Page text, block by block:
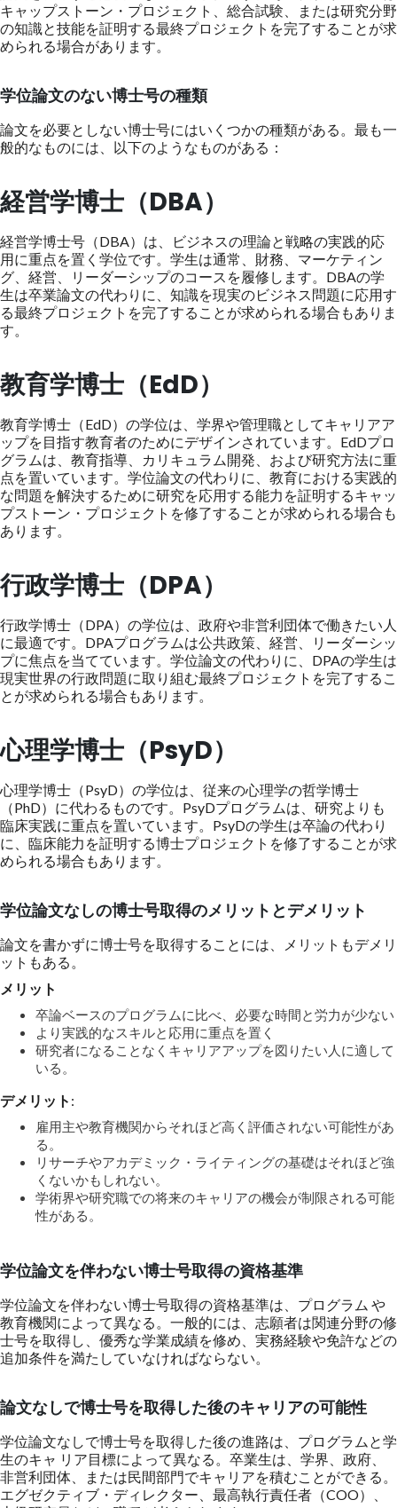
キャップストーン・プロジェクト、総合試験、または研究分野
の知識と技能を証明する最終プロジェクトを完了することが求
められる場合があります。
学位論文のない博士号の種類
論文を必要としない博士号にはいくつかの種類がある。最も一
般的なものには、以下のようなものがある：
経営学博士（DBA）
経営学博士号（DBA）は、ビジネスの理論と戦略の実践的応
用に重点を置く学位です。学生は通常、財務、マーケティン
グ、経営、リーダーシップのコースを履修します。DBAの学
生は卒業論文の代わりに、知識を現実のビジネス問題に応用す
る最終プロジェクトを完了することが求められる場合もありま
す。
教育学博士（EdD）
教育学博士（EdD）の学位は、学界や管理職としてキャリアア
ップを目指す教育者のためにデザインされています。EdDプロ
グラムは、教育指導、カリキュラム開発、および研究方法に重
点を置いています。学位論文の代わりに、教育における実践的
な問題を解決するために研究を応用する能力を証明するキャッ
プストーン・プロジェクトを修了することが求められる場合も
あります。
行政学博士（DPA）
行政学博士（DPA）の学位は、政府や非営利団体で働きたい人
に最適です。DPAプログラムは公共政策、経営、リーダーシッ
プに焦点を当てています。学位論文の代わりに、DPAの学生は
現実世界の行政問題に取り組む最終プロジェクトを完了するこ
とが求められる場合もあります。
心理学博士（PsyD）
心理学博士（PsyD）の学位は、従来の心理学の哲学博士
（PhD）に代わるものです。PsyDプログラムは、研究よりも
臨床実践に重点を置いています。PsyDの学生は卒論の代わり
に、臨床能力を証明する博士プロジェクトを修了することが求
められる場合もあります。
学位論文なしの博士号取得のメリットとデメリット
論文を書かずに博士号を取得することには、メリットもデメリ
ットもある。
メリット
卒論ベースのプログラムに比べ、必要な時間と労力が少ない
より実践的なスキルと応用に重点を置く
研究者になることなくキャリアアップを図りたい人に適して
いる。
デメリット :
雇用主や教育機関からそれほど高く評価されない可能性があ
る。
リサーチやアカデミック・ライティングの基礎はそれほど強
くないかもしれない。
学術界や研究職での将来のキャリアの機会が制限される可能
性がある。
学位論文を伴わない博士号取得の資格基準
学位論文を伴わない博士号取得の資格基準は、プログラム や
教育機関によって異なる。一般的には、志願者は関連分野の修
士号を取得し、優秀な学業成績を修め、実務経験や免許などの
追加条件を満たしていなければならない。
論文なしで博士号を取得した後のキャリアの可能性
学位論文なしで博士号を取得した後の進路は、プログラムと学
生のキャ リア目標によって異なる。卒業生は、学界、政府、
非営利団体、または民間部門でキャリアを積むことができる。
エグゼクティブ・ディレクター、最高執行責任者（COO）、